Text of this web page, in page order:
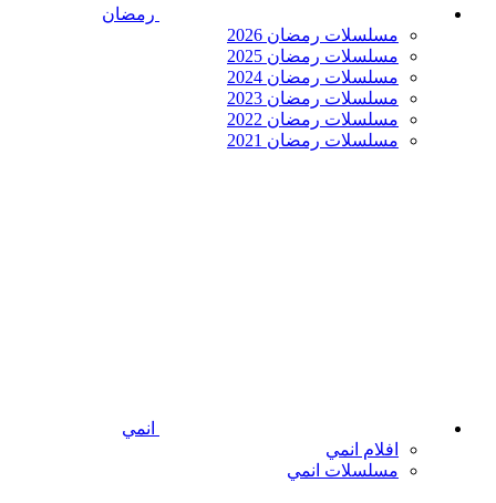
رمضان
مسلسلات رمضان 2026
مسلسلات رمضان 2025
مسلسلات رمضان 2024
مسلسلات رمضان 2023
مسلسلات رمضان 2022
مسلسلات رمضان 2021
انمي
افلام انمي
مسلسلات انمي